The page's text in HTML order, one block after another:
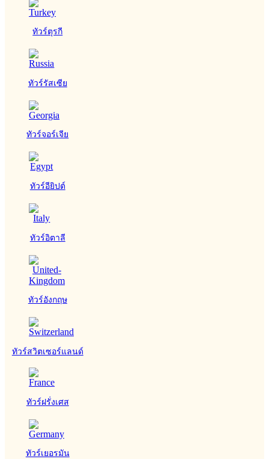
ทัวร์ตุรกี
ทัวร์รัสเซีย
ทัวร์จอร์เจีย
ทัวร์อียิปต์
ทัวร์อิตาลี
ทัวร์อังกฤษ
ทัวร์สวิตเซอร์แลนด์
ทัวร์ฝรั่งเศส
ทัวร์เยอรมัน